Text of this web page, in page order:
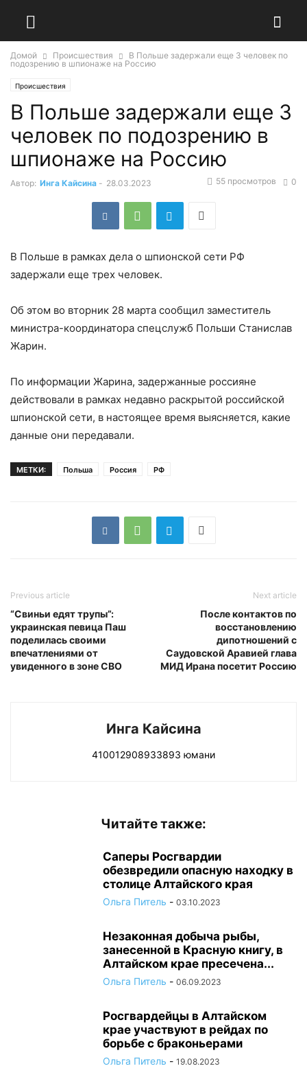
Домой Происшествия
В Польше задержали еще 3 человек по
подозрению в шпионаже на Россию
Происшествия
В Польше задержали еще 3
человек по подозрению в
шпионаже на Россию
Автор: Инга Кайсина - 28.03.2023 0
55 просмотров
В Польше в рамках дела о шпионской сети РФ
задержали еще трех человек.
Об этом во вторник 28 марта сообщил заместитель
министра-координатора спецслужб Польши Станислав
Жарин.
По информации Жарина, задержанные россияне
действовали в рамках недавно раскрытой российской
шпионской сети, в настоящее время выясняется, какие
данные они передавали.
МЕТКИ: Польша Россия РФ
Previous article
“Свиньи едят трупы”:
украинская певица Паш
поделилась своими
впечатлениями от
увиденного в зоне СВО
Next article
После контактов по
восстановлению
дипотношений с
Саудовской Аравией глава
МИД Ирана посетит Россию
Инга Кайсина
410012908933893 юмани
Читайте также:
Саперы Росгвардии
обезвредили опасную находку в
столице Алтайского края
Ольга Питель - 03.10.2023
Незаконная добыча рыбы,
занесенной в Красную книгу, в
Алтайском крае пресечена...
Ольга Питель - 06.09.2023
Росгвардейцы в Алтайском
крае участвуют в рейдах по
борьбе с браконьерами
Ольга Питель - 19.08.2023